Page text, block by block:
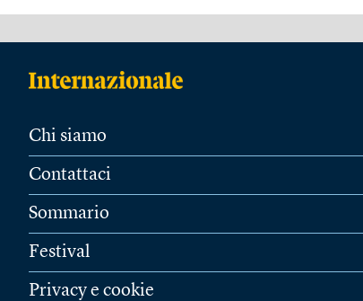
Chi siamo
Contattaci
Sommario
Festival
Privacy e cookie